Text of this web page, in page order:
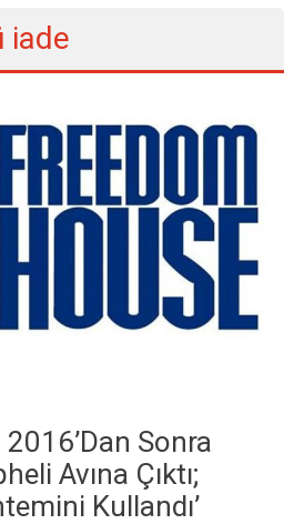
iade
2016’dan Sonra
Avına Çıktı;
Kullandı’